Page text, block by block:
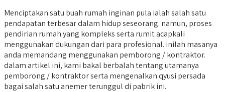
Menciptakan satu buah rumah inginan pula ialah salah satu
pendapatan terbesar dalam hidup seseorang. namun, proses
pendirian rumah yang kompleks serta rumit acapkali
menggunakan dukungan dari para profesional. inilah masanya
anda memandang menggunakan pemborong / kontraktor.
dalam artikel ini, kami bakal berbalah tentang utamanya
pemborong / kontraktor serta mengenalkan qyusi persada
bagai salah satu anemer terunggul di pabrik ini.